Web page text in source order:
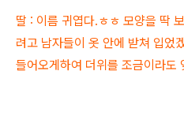
딸 : 이름 귀엽다.ㅎㅎ 모양을 딱
려고 남자들이 옷 안에 받쳐 입었
들어오게하여 더위를 조금이라도